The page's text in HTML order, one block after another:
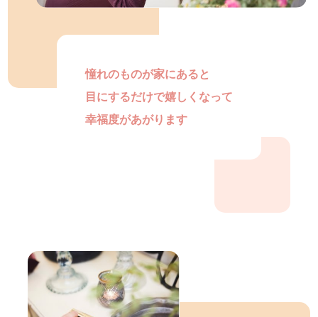
憧れのものが家にあると
目にするだけで嬉しくなって
幸福度があがります